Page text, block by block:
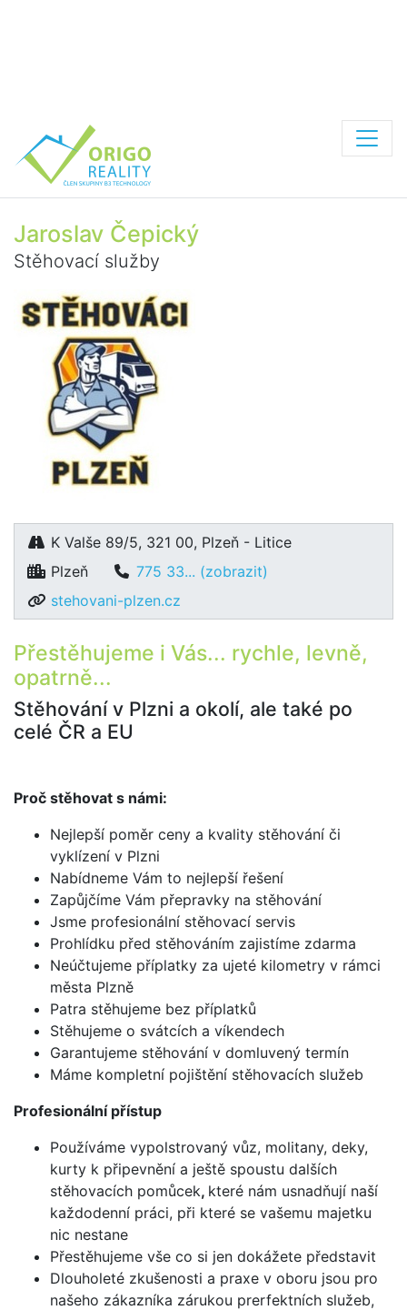
Jaroslav Čepický
Stěhovací služby
K Valše 89/5, 321 00, Plzeň - Litice
Plzeň
775 33... (zobrazit)
stehovani-plzen.cz
Přestěhujeme i Vás... rychle, levně,
opatrně...
Stěhování v Plzni a okolí, ale také po
celé ČR a EU
Proč stěhovat s námi:
Nejlepší poměr ceny a kvality stěhování či
vyklízení v Plzni
Nabídneme Vám to nejlepší řešení
Zapůjčíme Vám přepravky na stěhování
Jsme profesionální stěhovací servis
Prohlídku před stěhováním zajistíme zdarma
Neúčtujeme příplatky za ujeté kilometry v rámci
města Plzně
Patra stěhujeme bez příplatků
Stěhujeme o svátcích a víkendech
Garantujeme stěhování v domluvený termín
Máme kompletní pojištění stěhovacích služeb
Profesionální přístup
Používáme vypolstrovaný vůz, molitany, deky,
kurty k připevnění a ještě spoustu dalších
stěhovacích pomůcek, které nám usnadňují naší
každodenní práci, při které se vašemu majetku
nic nestane
Přestěhujeme vše co si jen dokážete představit
Dlouholeté zkušenosti a praxe v oboru jsou pro
našeho zákazníka zárukou prerfektních služeb,